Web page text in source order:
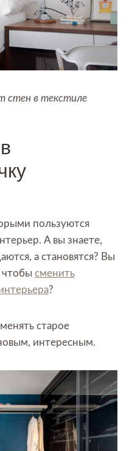
стен в текстиле
пользуются
А вы знаете,
а становятся? Вы
чтобы сменить
?
старое
интересным.